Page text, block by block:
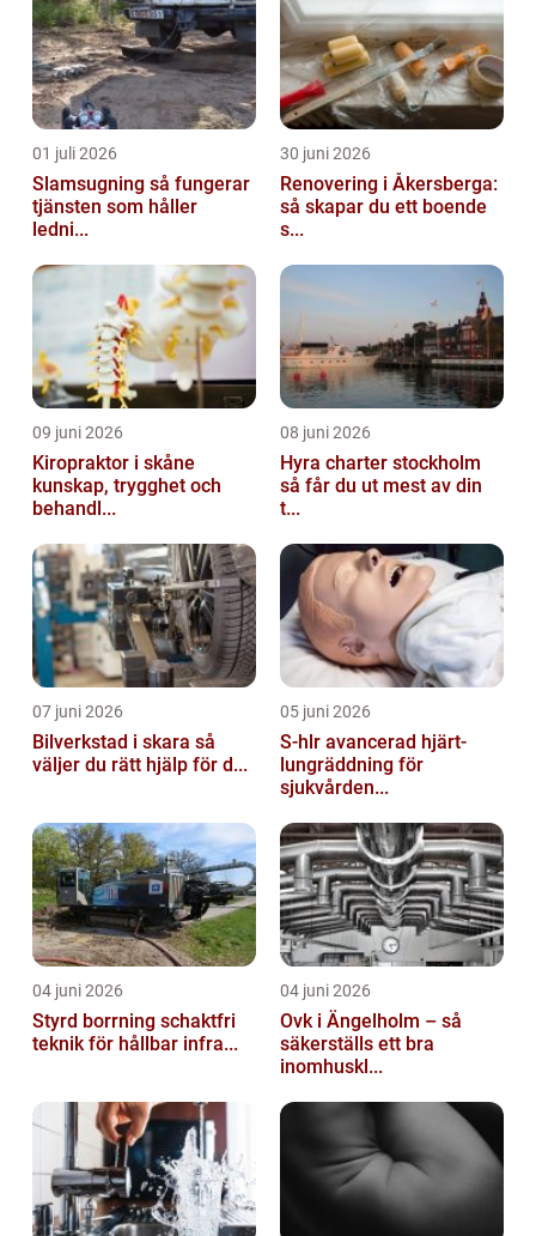
01 juli 2026
Slamsugning så fungerar
tjänsten som håller
ledni...
30 juni 2026
Renovering i Åkersberga:
så skapar du ett boende
s...
09 juni 2026
Kiropraktor i skåne
kunskap, trygghet och
behandl...
08 juni 2026
Hyra charter stockholm
så får du ut mest av din
t...
07 juni 2026
Bilverkstad i skara så
väljer du rätt hjälp för d...
05 juni 2026
S-hlr avancerad hjärt-
lungräddning för
sjukvården...
04 juni 2026
Styrd borrning schaktfri
teknik för hållbar infra...
04 juni 2026
Ovk i Ängelholm – så
säkerställs ett bra
inomhuskl...